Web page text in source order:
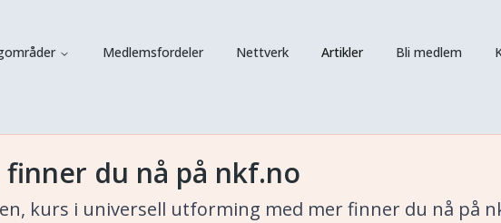
Medlemsfordeler Nettverk Artikler Bli medlem
finner du nå på nkf.no
kurs i universell utforming med mer finner du nå på